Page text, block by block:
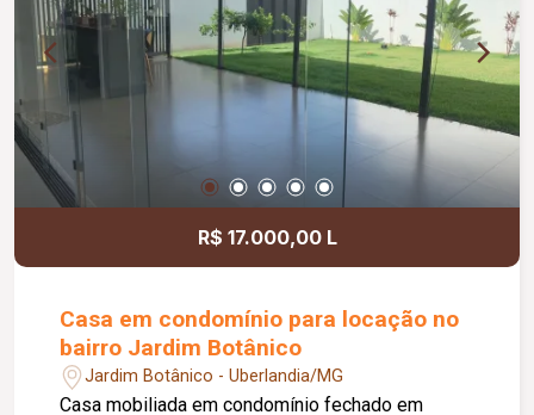
R$ 17.000,00 L
Casa em condomínio para locação no
bairro Jardim Botânico
Jardim Botânico - Uberlandia/MG
Casa mobiliada em condomínio fechado em